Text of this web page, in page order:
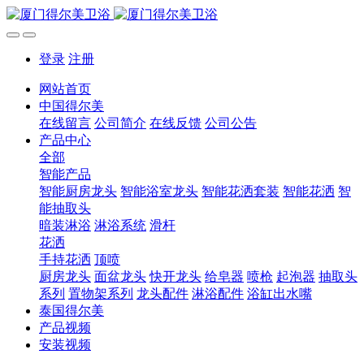
登录 注册
网站首页
中国得尔美
在线留言 公司简介 在线反馈 公司公告
产品中心
全部
智能产品
智能厨房龙头 智能浴室龙头 智能花洒套装 智能花洒 智
能抽取头
暗装淋浴 淋浴系统 滑杆
花洒
手持花洒 顶喷
厨房龙头 面盆龙头 快开龙头 给皂器 喷枪 起泡器 抽取头
系列 置物架系列 龙头配件 淋浴配件 浴缸出水嘴
泰国得尔美
产品视频
安装视频